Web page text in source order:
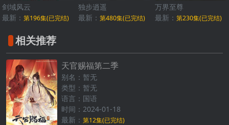
剑域风云
最新： 第196集(已完结)
独步逍遥
最新：第480集(已完结)
万界至尊
最新： 第230集(已完结)
相关推荐
天官赐福第二季
别名：暂无
类型：暂无
语言：国语
时间：2024-01-18
最新： 第12集(已完结)